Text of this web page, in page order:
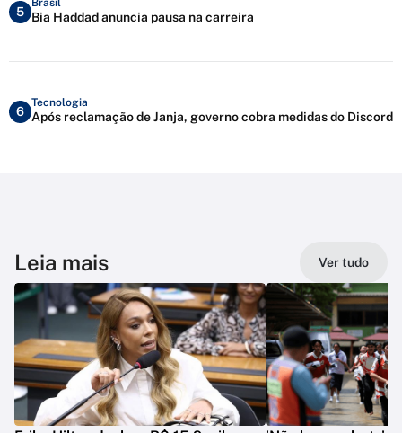
5
Brasil
Bia Haddad anuncia pausa na carreira
6
Tecnologia
Após reclamação de Janja, governo cobra medidas do Discord
Leia mais Ver tudo